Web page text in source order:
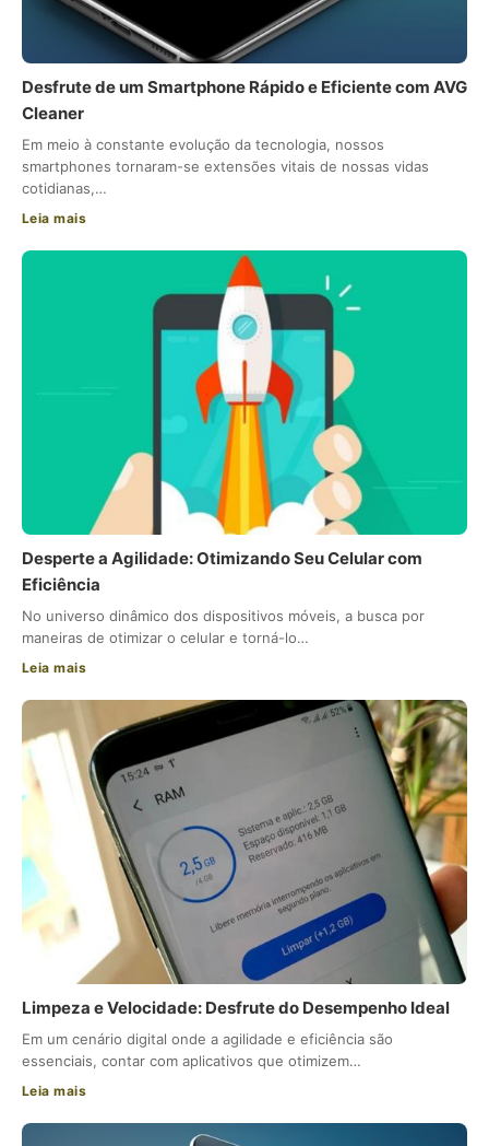
Desfrute de um Smartphone Rápido e Eficiente com AVG
Cleaner
Em meio à constante evolução da tecnologia, nossos
smartphones tornaram-se extensões vitais de nossas vidas
cotidianas,…
Leia mais
Desperte a Agilidade: Otimizando Seu Celular com
Eficiência
No universo dinâmico dos dispositivos móveis, a busca por
maneiras de otimizar o celular e torná-lo…
Leia mais
Limpeza e Velocidade: Desfrute do Desempenho Ideal
Em um cenário digital onde a agilidade e eficiência são
essenciais, contar com aplicativos que otimizem…
Leia mais